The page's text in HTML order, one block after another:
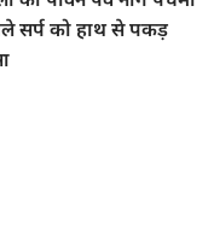
सर्प को हाथ से पकड़